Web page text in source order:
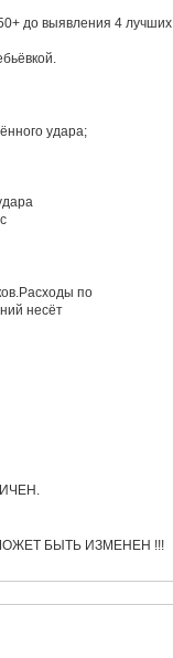
до выявления 4 лучших
удара;
за счёт самих участников.Расходы по
несёт
БЫТЬ ИЗМЕНЕН !!!